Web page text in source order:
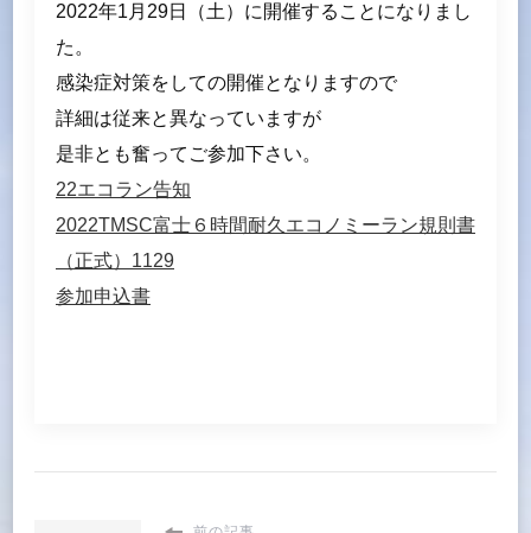
2022年1月29日（土）に開催することになりまし
た。
感染症対策をしての開催となりますので
詳細は従来と異なっていますが
是非とも奮ってご参加下さい。
22エコラン告知
2022TMSC富士６時間耐久エコノミーラン規則書
（正式）1129
参加申込書